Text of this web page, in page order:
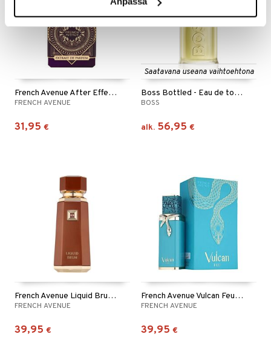
French Avenue After Effect - Extrait de parfum
FRENCH AVENUE
31,95 €
Saatavana useana vaihtoehtona
Boss Bottled - Eau de toilette (Edt) Spray
BOSS
alk. 56,95 €
French Avenue Liquid Brun - Eau de parfum
FRENCH AVENUE
39,95 €
French Avenue Vulcan Feu - Eau de parfum
FRENCH AVENUE
39,95 €